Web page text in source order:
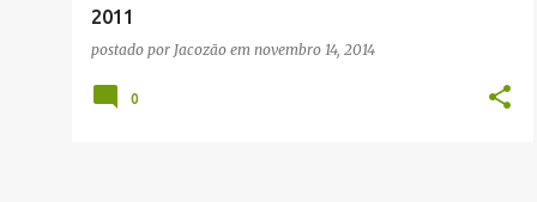
2011
postado por Jacozão em novembro 14, 2014
0